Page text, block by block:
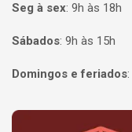
Seg à sex: 9h às 18h
Sábados: 9h às 15h
Domingos e feriados:
Página inicial